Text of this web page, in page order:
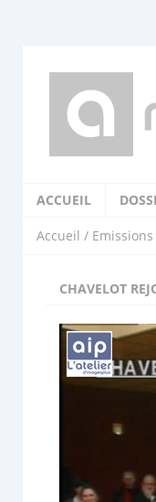
ACCUEIL
Accueil / Emissions
CHAVELOT